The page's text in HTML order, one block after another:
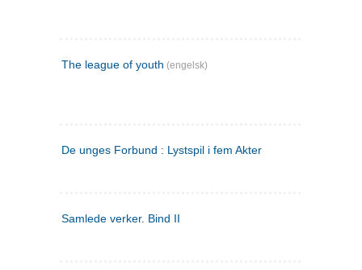
The league of youth (engelsk)
De unges Forbund : Lystspil i fem Akter
Samlede verker. Bind II